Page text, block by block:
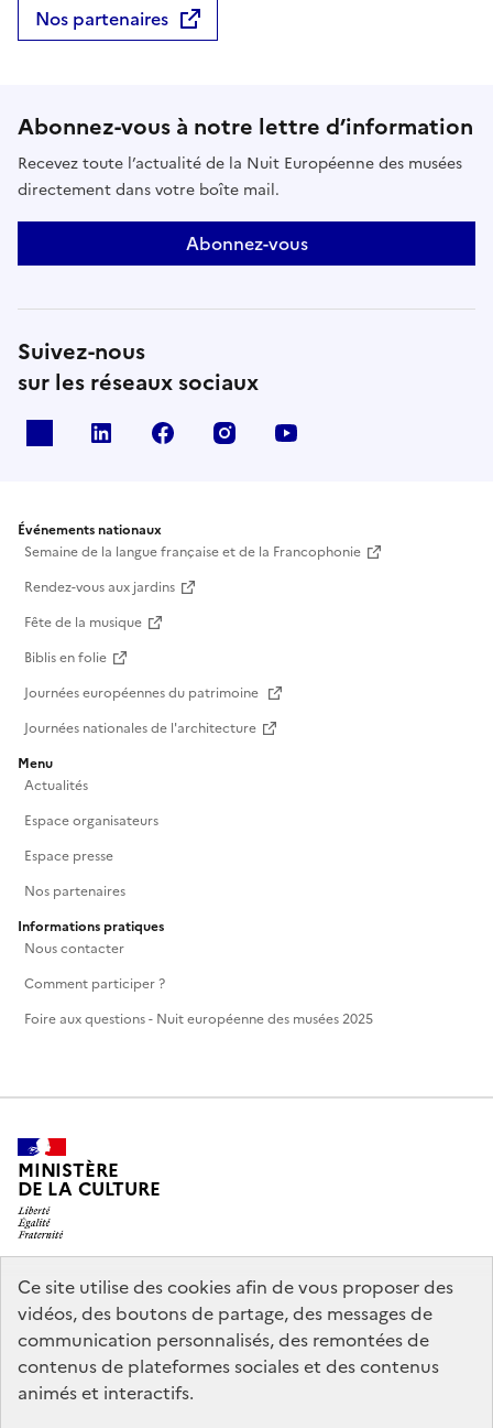
Ce site utilise des cookies afin de vous proposer des
vidéos, des boutons de partage, des messages de
communication personnalisés, des remontées de
contenus de plateformes sociales et des contenus
animés et interactifs.
Nos partenaires
Abonnez-vous à notre lettre d’information
Recevez toute l’actualité de la Nuit Européenne des musées
directement dans votre boîte mail.
Abonnez-vous
Suivez-nous
sur les réseaux sociaux
Linkedin Facebook Instagram
Événements nationaux
Semaine de la langue française et de la Francophonie
Rendez-vous aux jardins
Fête de la musique
Biblis en folie
Journées européennes du patrimoine
Journées nationales de l'architecture
Menu
Actualités
Espace organisateurs
Espace presse
Nos partenaires
Informations pratiques
Nous contacter
Comment participer ?
Foire aux questions - Nuit européenne des musées 2025
MINISTÈRE
DE LA CULTURE
legifrance.gouv.fr
info.gouv.fr
service-public.gouv.fr
data.gouv.fr